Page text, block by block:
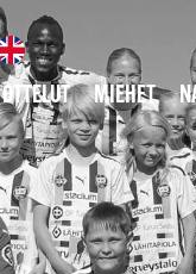
OTTELUT MIEHET